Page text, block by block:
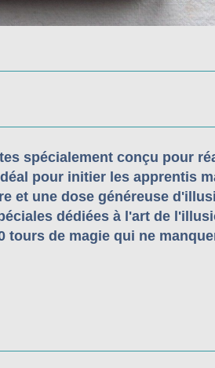
spécialement conçu pour
pour initier les apprentis
et une dose généreuse
dédiées à l'art de
tours de magie qui ne